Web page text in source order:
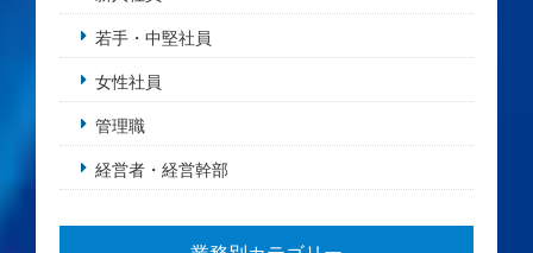
若手・中堅社員
女性社員
管理職
経営者・経営幹部